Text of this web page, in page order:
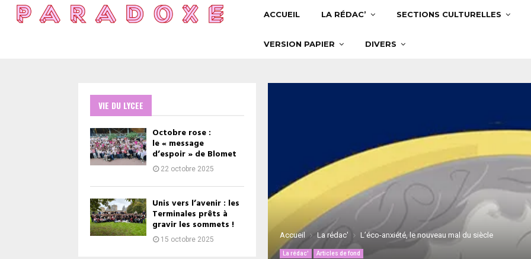
ACCUEIL LA RÉDAC’ SECTIONS CULTURELLES
VERSION PAPIER DIVERS
Accueil La rédac' L’éco-anxiété, le nouveau mal du siècle
La rédac' Articles de fond
VIE DU LYCEE
Octobre rose :
le « message
d’espoir » de Blomet
22 octobre 2025
Unis vers l’avenir : les
Terminales prêts à
gravir les sommets !
15 octobre 2025